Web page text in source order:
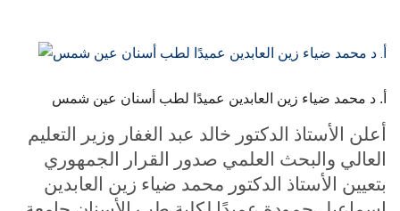
تواصل معنا
هيئة التدريس
الدراسات العليا
أ. د محمد ضياء زين العابدين عميدًا لطب أسنان عين شمس
أعلن الأستاذ الدكتور خالد عبد الغفار وزير التعليم
العالي والبحث العلمي صدور القرار الجمهوري
بتعيين الأستاذ الدكتور محمد ضياء زين العابدين